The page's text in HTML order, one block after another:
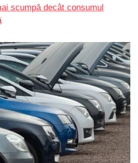
scumpă decât consumul